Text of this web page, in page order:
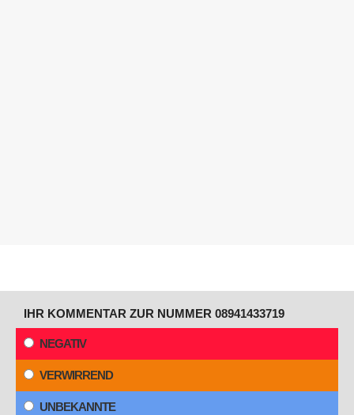
IHR KOMMENTAR ZUR NUMMER 08941433719
NEGATIV
VERWIRREND
UNBEKANNTE